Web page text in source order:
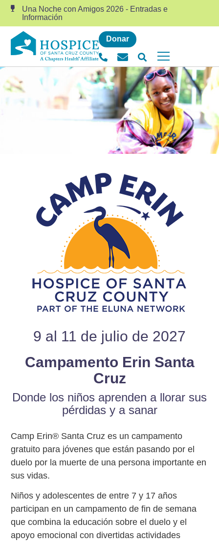
Una Noche con Amigos 2026 - Entradas e
Información
Donar
9 al 11 de julio de 2027
Campamento Erin Santa
Cruz
Donde los niños aprenden a llorar sus
pérdidas y a sanar
Camp Erin® Santa Cruz es un campamento
gratuito para jóvenes que están pasando por el
duelo por la muerte de una persona importante en
sus vidas.
Niños y adolescentes de entre 7 y 17 años
participan en un campamento de fin de semana
que combina la educación sobre el duelo y el
apoyo emocional con divertidas actividades